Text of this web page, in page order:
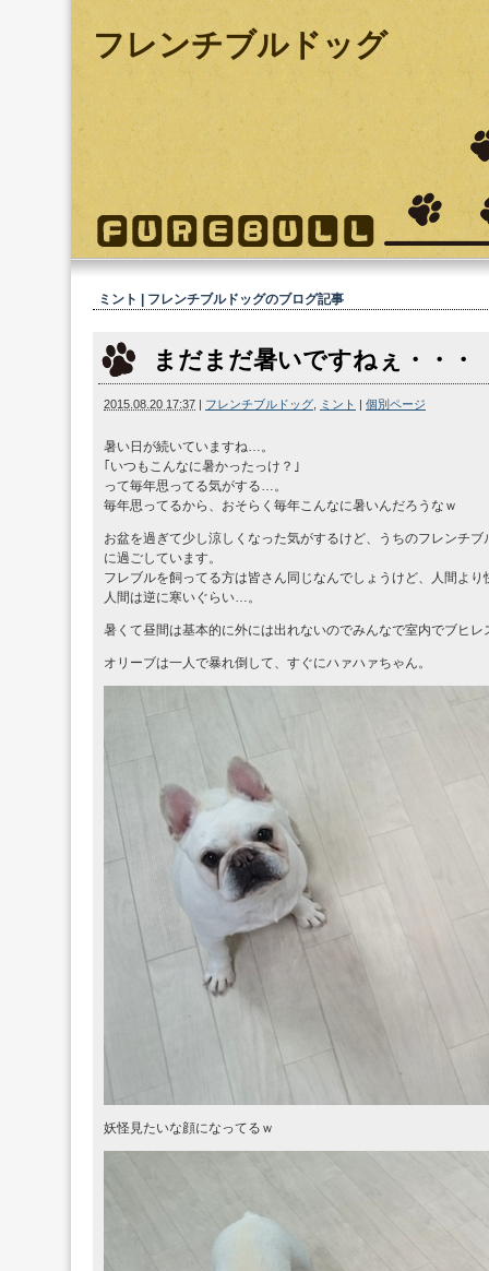
フレンチブルドッグ
ミント | フレンチブルドッグのブログ記事
まだまだ暑いですねぇ・・・
2015.08.20 17:37 | フレンチブルドッグ ミント | 個別ページ
暑い日が続いていますね…。
｢いつもこんなに暑かったっけ？｣
って毎年思ってる気がする…。
毎年思ってるから、おそらく毎年こんなに暑いんだろうなｗ
お盆を過ぎて少し涼しくなった気がするけど、うちのフレンチ
に過ごしています。
フレブルを飼ってる方は皆さん同じなんでしょうけど、人間より
人間は逆に寒いぐらい…。
暑くて昼間は基本的に外には出れないのでみんなで室内でブヒ
オリーブは一人で暴れ倒して、すぐにハァハァちゃん。
妖怪見たいな顔になってるｗ